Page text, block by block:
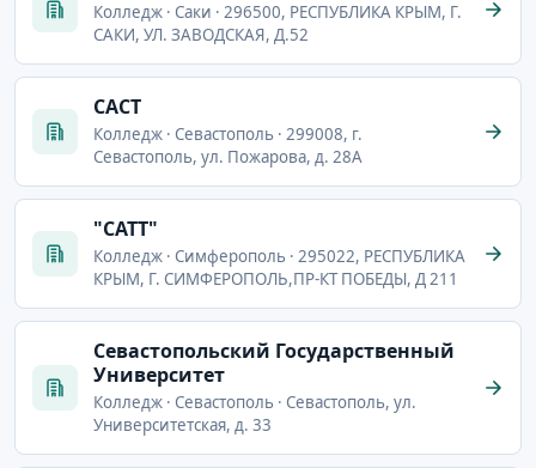
Колледж · Саки · 296500, РЕСПУБЛИКА КРЫМ, Г.
САКИ, УЛ. ЗАВОДСКАЯ, Д.52
САСТ
Колледж · Севастополь · 299008, г.
Севастополь, ул. Пожарова, д. 28А
"САТТ"
Колледж · Симферополь · 295022, РЕСПУБЛИКА
КРЫМ, Г. СИМФЕРОПОЛЬ,ПР-КТ ПОБЕДЫ, Д 211
Севастопольский Государственный
Университет
Колледж · Севастополь · Севастополь, ул.
Университетская, д. 33